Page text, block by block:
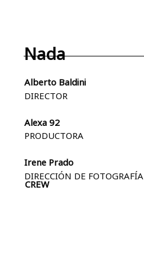
Nada
Alberto Baldini
DIRECTOR
Alexa 92
PRODUCTORA
Irene Prado
DIRECCIÓN DE FOTOGRAFÍA
CREW